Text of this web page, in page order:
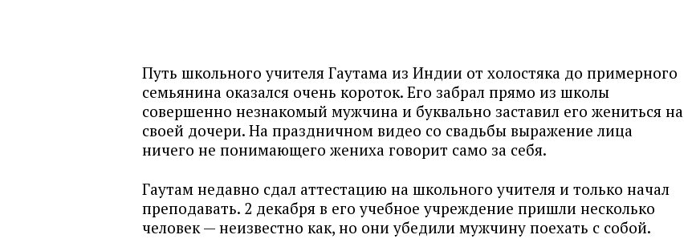
Путь школьного учителя Гаутама из Индии от холостяка до примерного
семьянина оказался очень короток. Его забрал прямо из школы
совершенно незнакомый мужчина и буквально заставил его жениться на
своей дочери. На праздничном видео со свадьбы выражение лица
ничего не понимающего жениха говорит само за себя.
Гаутам недавно сдал аттестацию на школьного учителя и только начал
преподавать. 2 декабря в его учебное учреждение пришли несколько
человек — неизвестно как, но они убедили мужчину поехать с собой.